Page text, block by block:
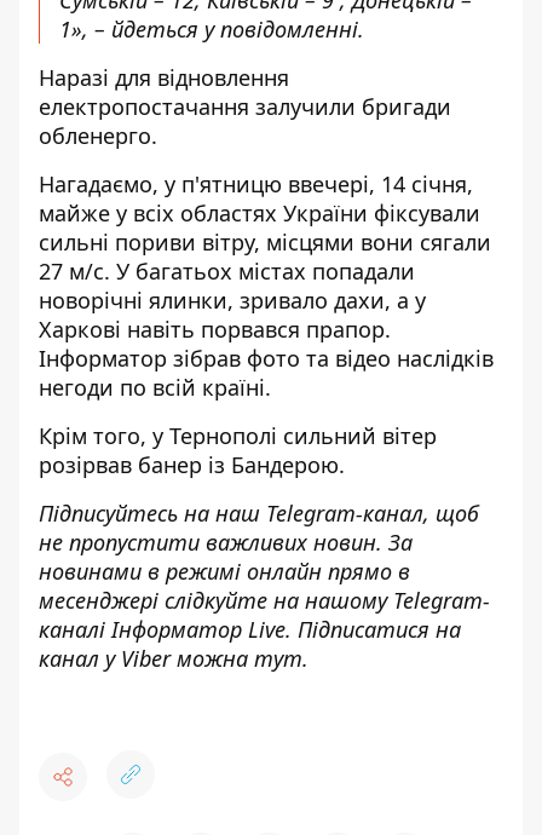
1», – йдеться у повідомленні.
Наразі для відновлення
електропостачання залучили бригади
обленерго.
Нагадаємо, у п'ятницю ввечері, 14 січня,
майже у всіх областях України фіксували
сильні пориви вітру, місцями вони сягали
27 м/с. У багатьох містах попадали
новорічні ялинки, зривало дахи, а у
Харкові навіть порвався прапор.
Інформатор зібрав фото та відео наслідків
негоди по всій країні.
Крім того, у Тернополі сильний вітер
розірвав банер із Бандерою.
Підписуйтесь на наш Telegram-канал, щоб
не пропустити важливих новин. За
новинами в режимі онлайн прямо в
месенджері слідкуйте на нашому Telegram-
каналі Інформатор Live. Підписатися на
канал у Viber можна тут.